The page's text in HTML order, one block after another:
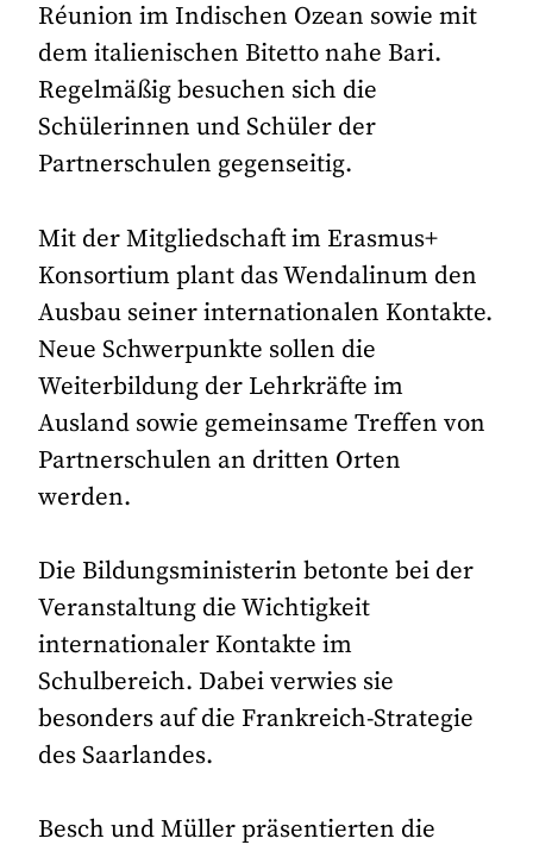
Réunion im Indischen Ozean sowie mit
dem italienischen Bitetto nahe Bari.
Regelmäßig besuchen sich die
Schülerinnen und Schüler der
Partnerschulen gegenseitig.
Mit der Mitgliedschaft im Erasmus+
Konsortium plant das Wendalinum den
Ausbau seiner internationalen Kontakte.
Neue Schwerpunkte sollen die
Weiterbildung der Lehrkräfte im
Ausland sowie gemeinsame Treffen von
Partnerschulen an dritten Orten
werden.
Die Bildungsministerin betonte bei der
Veranstaltung die Wichtigkeit
internationaler Kontakte im
Schulbereich. Dabei verwies sie
besonders auf die Frankreich-Strategie
des Saarlandes.
Besch und Müller präsentierten die